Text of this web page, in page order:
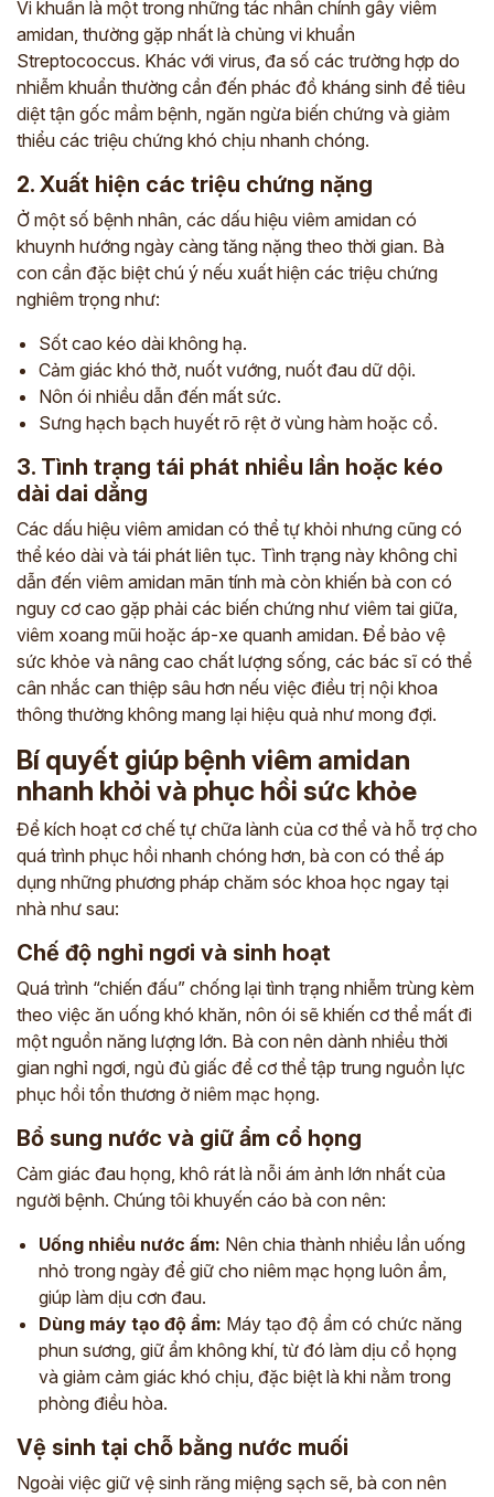
Vi khuẩn là một trong những tác nhân chính gây viêm
amidan, thường gặp nhất là chủng vi khuẩn
Streptococcus. Khác với virus, đa số các trường hợp do
nhiễm khuẩn thường cần đến phác đồ kháng sinh để tiêu
diệt tận gốc mầm bệnh, ngăn ngừa biến chứng và giảm
thiểu các triệu chứng khó chịu nhanh chóng.
2. Xuất hiện các triệu chứng nặng
Ở một số bệnh nhân, các dấu hiệu viêm amidan có
khuynh hướng ngày càng tăng nặng theo thời gian. Bà
con cần đặc biệt chú ý nếu xuất hiện các triệu chứng
nghiêm trọng như:
Sốt cao kéo dài không hạ.
Cảm giác khó thở, nuốt vướng, nuốt đau dữ dội.
Nôn ói nhiều dẫn đến mất sức.
Sưng hạch bạch huyết rõ rệt ở vùng hàm hoặc cổ.
3. Tình trạng tái phát nhiều lần hoặc kéo
dài dai dẳng
Các dấu hiệu viêm amidan có thể tự khỏi nhưng cũng có
thể kéo dài và tái phát liên tục. Tình trạng này không chỉ
dẫn đến viêm amidan mãn tính mà còn khiến bà con có
nguy cơ cao gặp phải các biến chứng như viêm tai giữa,
viêm xoang mũi hoặc áp-xe quanh amidan. Để bảo vệ
sức khỏe và nâng cao chất lượng sống, các bác sĩ có thể
cân nhắc can thiệp sâu hơn nếu việc điều trị nội khoa
thông thường không mang lại hiệu quả như mong đợi.
Bí quyết giúp bệnh viêm amidan
nhanh khỏi và phục hồi sức khỏe
Để kích hoạt cơ chế tự chữa lành của cơ thể và hỗ trợ cho
quá trình phục hồi nhanh chóng hơn, bà con có thể áp
dụng những phương pháp chăm sóc khoa học ngay tại
nhà như sau:
Chế độ nghỉ ngơi và sinh hoạt
Quá trình “chiến đấu” chống lại tình trạng nhiễm trùng kèm
theo việc ăn uống khó khăn, nôn ói sẽ khiến cơ thể mất đi
một nguồn năng lượng lớn. Bà con nên dành nhiều thời
gian nghỉ ngơi, ngủ đủ giấc để cơ thể tập trung nguồn lực
phục hồi tổn thương ở niêm mạc họng.
Bổ sung nước và giữ ẩm cổ họng
Cảm giác đau họng, khô rát là nỗi ám ảnh lớn nhất của
người bệnh. Chúng tôi khuyến cáo bà con nên:
Uống nhiều nước ấm: Nên chia thành nhiều lần uống
nhỏ trong ngày để giữ cho niêm mạc họng luôn ẩm,
giúp làm dịu cơn đau.
Dùng máy tạo độ ẩm: Máy tạo độ ẩm có chức năng
phun sương, giữ ẩm không khí, từ đó làm dịu cổ họng
và giảm cảm giác khó chịu, đặc biệt là khi nằm trong
phòng điều hòa.
Vệ sinh tại chỗ bằng nước muối
Ngoài việc giữ vệ sinh răng miệng sạch sẽ, bà con nên